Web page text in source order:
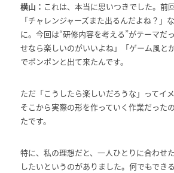
横山： これは、本当に思いつきでした。前
「チャレンジャーズまた出るんだよね？」
に。今回は“研修内容を考える”がテーマだ
せなら楽しいのがいいよね」「ゲーム風と
でポンポンと出て来たんです。
ただ「こうしたら楽しいだろうな」ってイメ
そこから実際の形を作っていく作業だった
たです。
特に、私の理想だと、一人ひとりに合わせ
したいというのがありました。何でもでき